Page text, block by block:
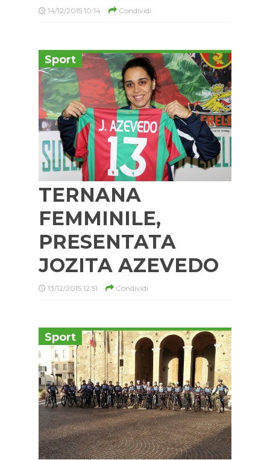
14/12/2015 10:14 Condividi
Sport
TERNANA
FEMMINILE,
PRESENTATA
JOZITA AZEVEDO
13/12/2015 12:51 Condividi
Sport